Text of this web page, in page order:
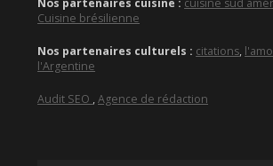
Cuisine brésilienne
Nos partenaires culturels : citations,
l'Argentine
Audit SEO ,Agence de rédaction